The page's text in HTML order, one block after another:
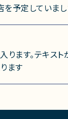
を予定していま
ります。テキス
ます